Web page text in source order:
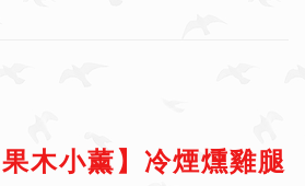
木小薰】冷煙燻雞腿